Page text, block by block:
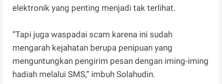
elektronik yang penting menjadi tak terlihat.
“Tapi juga waspadai scam karena ini sudah
mengarah kejahatan berupa penipuan yang
menguntungkan pengirim pesan dengan iming-iming
hadiah melalui SMS,” imbuh Solahudin.